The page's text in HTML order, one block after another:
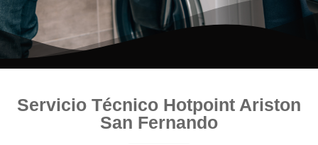
Servicio Técnico Hotpoint Ariston
San Fernando